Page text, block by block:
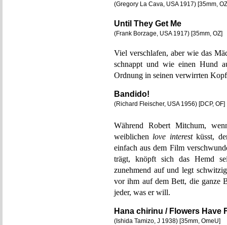
(Gregory La Cava, USA 1917) [35mm,
Until They Get Me
(Frank Borzage, USA 1917) [35mm, OZ]
Viel verschlafen, aber wie das
schnappt und wie einen Hund
Ordnung in seinen verwirrten
Bandido!
(Richard Fleischer, USA 1956) [DCP, OF]
Während Robert Mitchum,
weiblichen love interestküsst,
einfach aus dem Film
trägt, knöpft sich das Hemd
zunehmend auf und legt
vor ihm auf dem Bett, die ganze
jeder, was er will.
Hana chirinu / Flowers Have
(Ishida Tamizo, J 1938) [35mm, OmeU]